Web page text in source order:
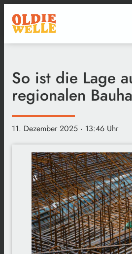
So ist die Lage
regionalen
11. Dezember 2025 · 13:46 Uhr